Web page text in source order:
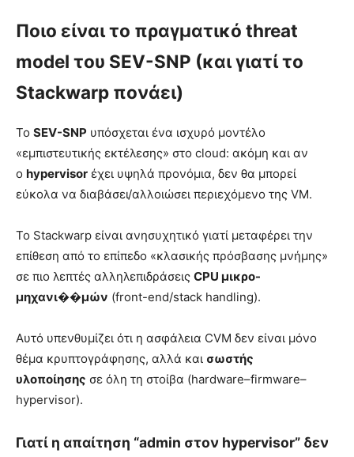
Ποιο είναι το πραγματικό threat
model του SEV-SNP (και γιατί το
Stackwarp πονάει)
Το SEV-SNP υπόσχεται ένα ισχυρό μοντέλο
«εμπιστευτικής εκτέλεσης» στο cloud: ακόμη και αν
ο hypervisor έχει υψηλά προνόμια, δεν θα μπορεί
εύκολα να διαβάσει/αλλοιώσει περιεχόμενο της VM.
Το Stackwarp είναι ανησυχητικό γιατί μεταφέρει την
επίθεση από το επίπεδο «κλασικής πρόσβασης μνήμης»
σε πιο λεπτές αλληλεπιδράσεις CPU μικρο-
μηχανι��μών (front-end/stack handling).
Αυτό υπενθυμίζει ότι η ασφάλεια CVM δεν είναι μόνο
θέμα κρυπτογράφησης, αλλά και σωστής
υλοποίησης σε όλη τη στοίβα (hardware–firmware–
hypervisor).
Γιατί η απαίτηση “admin στον hypervisor” δεν